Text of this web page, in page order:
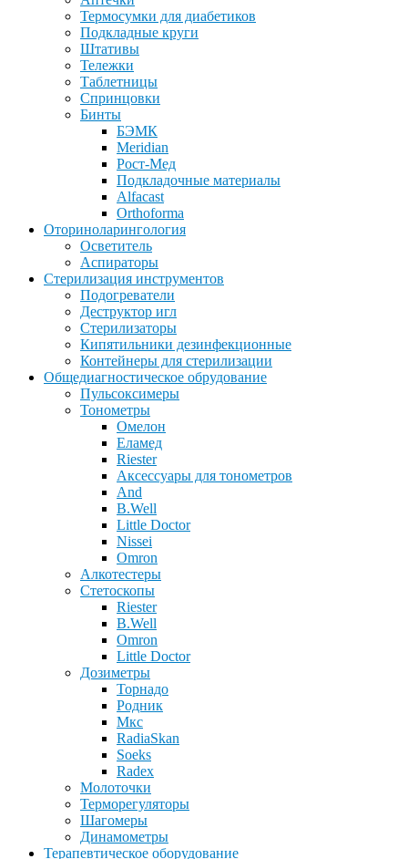
Термосумки для диабетиков
Подкладные круги
Штативы
Тележки
Таблетницы
Спринцовки
Бинты
БЭМК
Meridian
Рост-Мед
Подкладочные материалы
Alfacast
Orthoforma
Оториноларингология
Осветитель
Аспираторы
Стерилизация инструментов
Подогреватели
Деструктор игл
Стерилизаторы
Кипятильники дезинфекционные
Контейнеры для стерилизации
Общедиагностическое обрудование
Пульсоксимеры
Тонометры
Омелон
Еламед
Riester
Аксессуары для тонометров
And
B.Well
Little Doctor
Nissei
Omron
Алкотестеры
Стетоскопы
Riester
B.Well
Omron
Little Doctor
Дозиметры
Торнадо
Родник
Мкс
RadiaSkan
Soeks
Radex
Молоточки
Терморегуляторы
Шагомеры
Динамометры
Терапевтическое оборудование